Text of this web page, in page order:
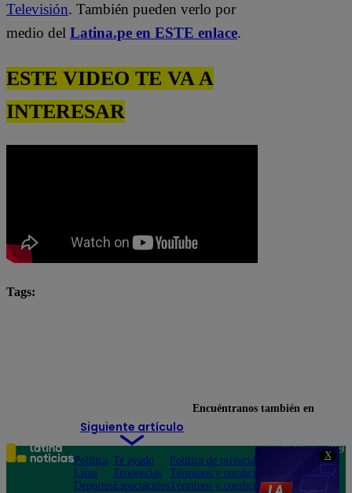
X
Televisión. También pueden verlo por
medio del Latina.pe en ESTE enlace.
ESTE VIDEO TE VA A
INTERESAR
Tags:
Siguiente artículo
Encuéntranos también en
Política
Lima
Deportes
Te ayudo
Tendencias
Espectáculos
Política de privacidad
Términos y condiciones
Términos y condiciones
Teléfono: 219
Av. San
Felipe 968